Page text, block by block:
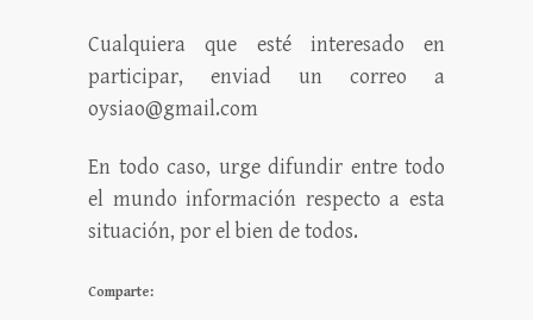
Cualquiera que esté interesado en
participar, enviad un correo a
oysiao@gmail.com
En todo caso, urge difundir entre todo
el mundo información respecto a esta
situación, por el bien de todos.
Comparte: